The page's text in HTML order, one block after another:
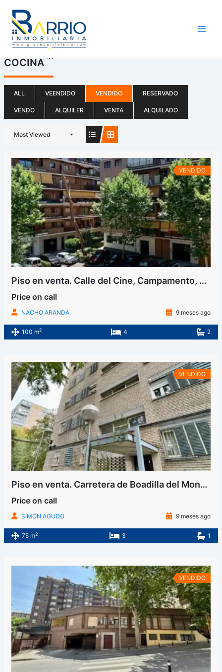
contenido
COCINA (7)
ALL VEENDIDO VENDIDO RESERVADO
VENDO ALQUILER VENTA ALQUILADO
Most Viewed
VENDIDO
Piso en venta. Calle del Cine, Campamento, Latina, Madrid
Price on call
NACHO ARANDA 9 meses ago
100 m2 4 2
VENDIDO
Piso en venta. Carretera de Boadilla del Monte, Campamento, Latina, Madrid
Price on call
SIMÓN AGUDO 9 meses ago
75 m2 3 1
VENDIDO